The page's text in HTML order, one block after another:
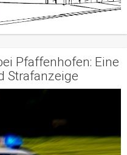
Pfaffenhofen: Eine
Strafanzeige